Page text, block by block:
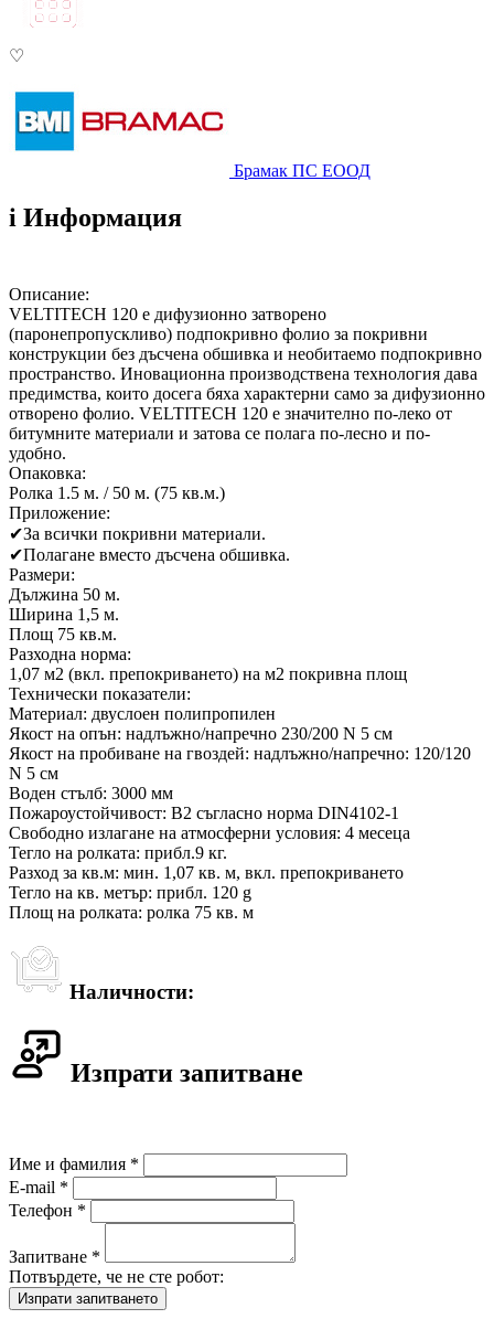
♡
Брамак ПС ЕООД
i Информация
Описание:
VELTITECH 120 е дифузионно затворено
(паронепропускливо) подпокривно фолио за покривни
конструкции без дъсчена обшивка и необитаемо подпокривно
пространство. Иновационна производствена технология дава
предимства, които досега бяха характерни само за дифузионно
отворено фолио. VELTITECH 120 е значително по-леко от
битумните материали и затова се полага по-лесно и по-
удобно.
Опаковка:
Ролка 1.5 м. / 50 м. (75 кв.м.)
Приложение:
✔За всички покривни материали.
✔Полагане вместо дъсчена обшивка.
Размери:
Дължина 50 м.
Ширина 1,5 м.
Площ 75 кв.м.
Разходна норма:
1,07 м2 (вкл. препокриването) на м2 покривна площ
Технически показатели:
Материал: двуслоен полипропилен
Якост на опън: надлъжно/напречно 230/200 N 5 см
Якост на пробиване на гвоздей: надлъжно/напречно: 120/120
N 5 см
Воден стълб: 3000 мм
Пожароустойчивост: В2 съгласно норма DIN4102-1
Свободно излагане на атмосферни условия: 4 месеца
Тегло на ролката: прибл.9 кг.
Разход за кв.м: мин. 1,07 кв. м, вкл. препокриването
Тегло на кв. метър: прибл. 120 g
Площ на ролката: ролка 75 кв. м
Наличности:
Изпрати запитване
Име и фамилия *
E-mail *
Телефон *
Запитване *
Потвърдете, че не сте робот: